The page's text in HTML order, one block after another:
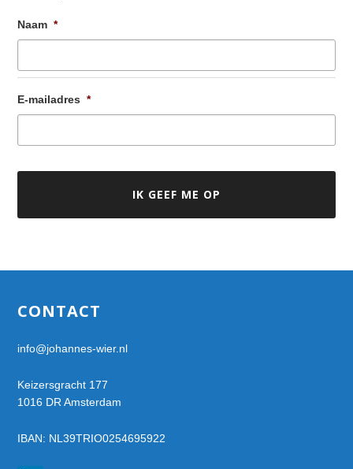
Naam *
E-mailadres *
Footer
CONTACT
info@johannes-wier.nl
Keizersgracht 177
1016 DR Amsterdam
IBAN: NL39TRIO0254695922